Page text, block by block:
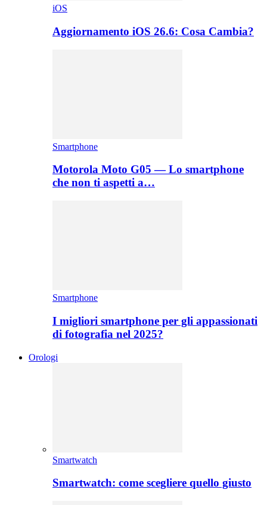
iOS
Aggiornamento iOS 26.6: Cosa Cambia?
Smartphone
Motorola Moto G05 — Lo smartphone
che non ti aspetti a…
Smartphone
I migliori smartphone per gli appassionati
di fotografia nel 2025?
Orologi
Smartwatch
Smartwatch: come scegliere quello giusto